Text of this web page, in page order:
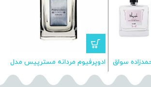
سواق
ادوپرفیوم مردانه مسترپیس مدل